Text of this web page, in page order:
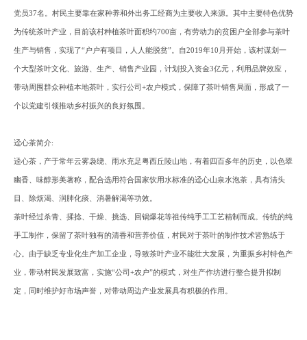
党员37名。村民主要靠在家种养和外出务工经商为主要收入来源。其中主要特色优势
为传统茶叶产业，目前该村种植茶叶面积约700亩，有劳动力的贫困户全部参与茶叶
生产与销售，实现了“户户有项目，人人能脱贫”。自2019年10月开始，该村谋划一
个大型茶叶文化、旅游、生产、销售产业园，计划投入资金3亿元，利用品牌效应，
带动周围群众种植本地茶叶，实行公司+农户模式，保障了茶叶销售局面，形成了一
个以党建引领推动乡村振兴的良好氛围。
迳心茶简介:
迳心茶，产于常年云雾袅绕、雨水充足粤西丘陵山地，有着四百多年的历史，以色翠
幽香、味醇形美著称，配合选用符合国家饮用水标准的迳心山泉水泡茶，具有清头
目、除烦渴、润肺化痰、消暑解渴等功效。
茶叶经过杀青、揉捻、干燥、挑选、回锅爆花等祖传纯手工工艺精制而成。传统的纯
手工制作，保留了茶叶独有的清香和营养价值，村民对于茶叶的制作技术皆熟练于
心。由于缺乏专业化生产加工企业，导致茶叶产业不能壮大发展，为重振乡村特色产
业，带动村民发展致富，实施“公司+农户”的模式，对生产作坊进行整合提升拟制
定，同时维护好市场声誉，对带动周边产业发展具有积极的作用。